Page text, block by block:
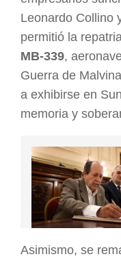
Leonardo Collino
permitió la
MB-339,
Guerra de
a exhibirse en
memoria y
Asimismo, se